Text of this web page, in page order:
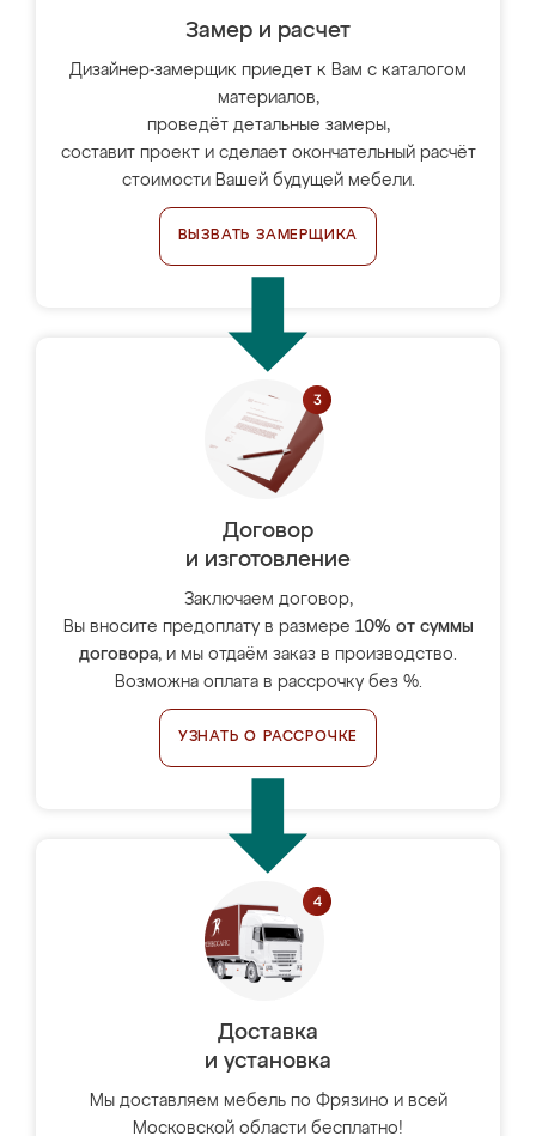
Замер и расчет
Дизайнер-замерщик приедет к Вам с каталогом
материалов,
проведёт детальные замеры,
составит проект и сделает окончательный расчёт
стоимости Вашей будущей мебели.
ВЫЗВАТЬ ЗАМЕРЩИКА
Договор
и изготовление
Заключаем договор,
Вы вносите предоплату в размере 10% от суммы
договора, и мы отдаём заказ в производство.
Возможна оплата в рассрочку без %.
УЗНАТЬ О РАССРОЧКЕ
Доставка
и установка
Мы доставляем мебель по Фрязино и всей
Московской области бесплатно!